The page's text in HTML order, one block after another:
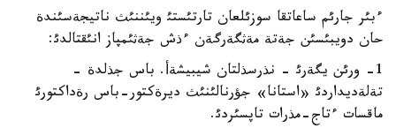
ءبئر جارئم ساعاتقا سوزئلعان تارتئستئ ويئننئث ناتيجةسئندة
حان دويبئسئن جةتة مةثگةرگةن ءذش جةثئمپاز انئقتالدئ:
1- ورئن يگةرئ - نذرسذلتان شيبيشةأ. باس جذلدة -
تةلةديداردئ «استانا» جؤرنالئنئث ديرةكتور-باس رةداكتورئ
ماقسات ءتاج-مذرات تاپسئردئ.